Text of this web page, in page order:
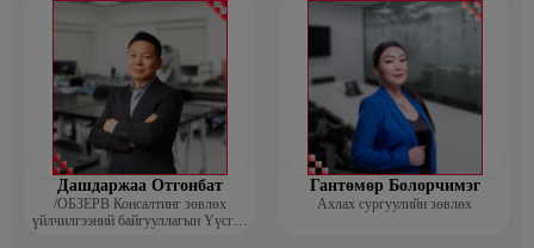
Дашдаржаа Отгонбат
/ОБЗЕРВ Консалтинг зөвлөх
үйлчилгээний байгууллагын Үүсгэн
Гантөмөр Болорчимэг
Ахлах сургуулийн зөвлөх